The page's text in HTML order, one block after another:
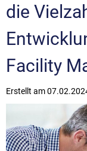
die
Facility
Erstellt am